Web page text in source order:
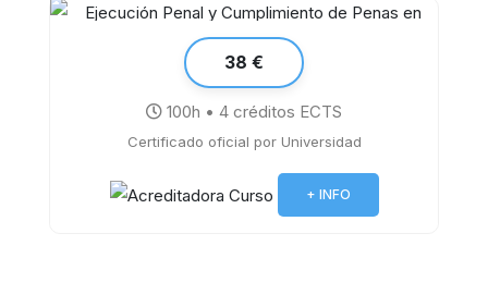
Penas en España
38 €
100h • 4 créditos ECTS
Certificado oficial por Universidad
+ INFO